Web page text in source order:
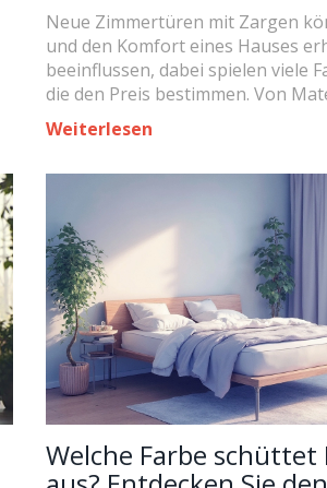
Neue Zimmertüren mit Zargen
und den Komfort eines Hauses
beeinflussen, dabei spielen viele
die den Preis bestimmen. Von
Design bis hin zu
erklärt, was Sie wissen müssen,
praktische Tipps, wie man beim
welche Optionen für
verfügbar sind.
Weiterlesen
Welche Farbe